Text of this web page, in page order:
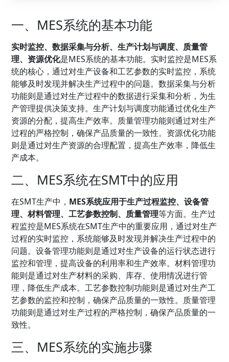
一、MES系统的基本功能
实时监控、数据采集与分析、生产计划与调度、质量管
理、资源优化是MES系统的基本功能。实时监控是MES系
统的核心，通过对生产设备和工艺参数的实时监控，系统
能够及时发现并解决生产过程中的问题。数据采集与分析
功能则是通过对生产过程中的数据进行采集和分析，为生
产管理提供决策支持。生产计划与调度功能通过优化生产
资源的分配，提高生产效率。质量管理功能则通过对生产
过程的严格控制，确保产品质量的一致性。资源优化功能
则是通过对生产资源的合理配置，提高生产效率，降低生
产成本。
二、MES系统在SMT中的应用
在SMT生产中， MES系统应用于生产过程监控、设备管
理、材料管理、工艺参数控制、质量管理等方面。生产过
程监控是MES系统在SMT生产中的重要应用，通过对生产
过程的实时监控，系统能够及时发现并解决生产过程中的
问题。设备管理功能则是通过对生产设备的运行状态进行
监控和管理，提高设备的利用率和生产效率。材料管理功
能则是通过对生产材料的采购、库存、使用情况进行管
理，降低生产成本。工艺参数控制功能则是通过对生产工
艺参数的监控和控制，确保产品质量的一致性。质量管理
功能则是通过对生产过程的严格控制，确保产品质量的一
致性。
三、MES系统的实施步骤